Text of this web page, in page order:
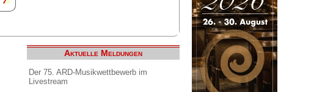
Aktuelle Meldungen
Der 75. ARD-Musikwettbewerb im
Livestream